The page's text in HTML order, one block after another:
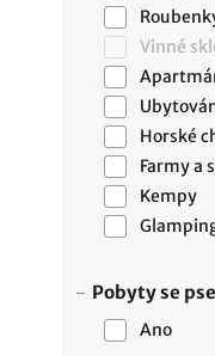
Vinné
Horské
Farmy a
Kempy
Pobyty se
Ano